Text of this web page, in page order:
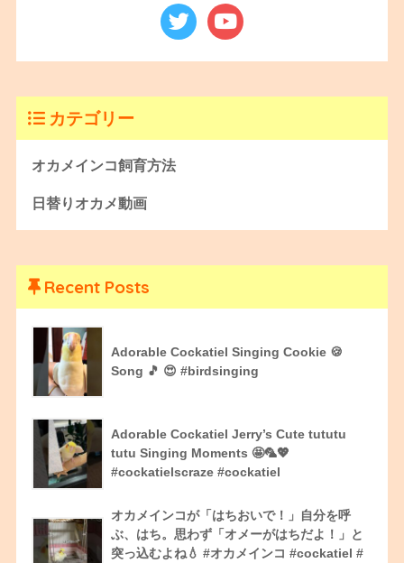
カテゴリー
オカメインコ飼育方法
日替りオカメ動画
Recent Posts
Adorable Cockatiel Singing Cookie 🍪
Song 🎵 😍 #birdsinging
Adorable Cockatiel Jerry’s Cute tututu
tutu Singing Moments 🤩🦜💖
#cockatielscraze #cockatiel
オカメインコが「はちおいで！」自分を呼
ぶ、はち。思わず「オメーがはちだよ！」と
突っ込むよね💧 #オカメインコ #cockatiel #